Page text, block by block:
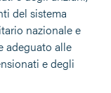
del sistema
nazionale e
adeguato alle
e degli